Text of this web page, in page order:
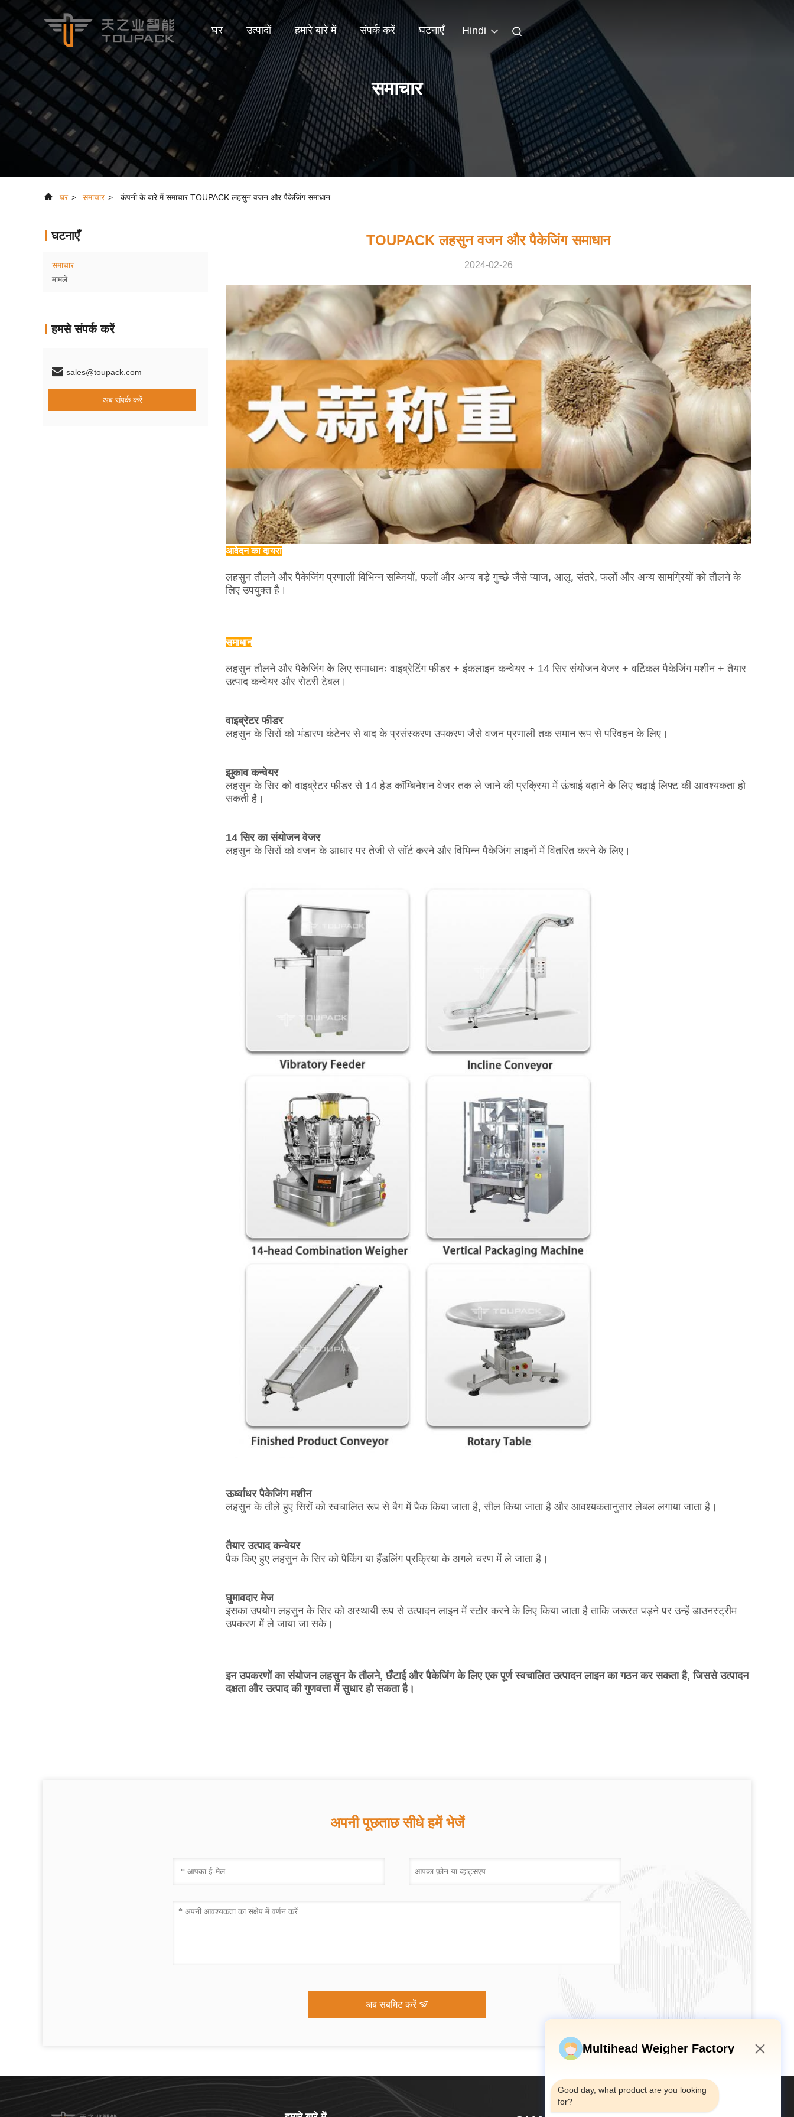
घर उत्पादों हमारे बारे में संपर्क करें घटनाएँ Hindi
समाचार
घर > समाचार > कंपनी के बारे में समाचार TOUPACK लहसुन वजन और पैकेजिंग समाधान
घटनाएँ
समाचार
मामले
हमसे संपर्क करें
sales@toupack.com
अब संपर्क करें
TOUPACK लहसुन वजन और पैकेजिंग समाधान
2024-02-26
आवेदन का दायरा
लहसुन तौलने और पैकेजिंग प्रणाली विभिन्न सब्जियों, फलों और अन्य बड़े गुच्छे जैसे प्याज, आलू, संतरे, फलों और अन्य सामग्रियों को तौलने के
लिए उपयुक्त है।
समाधान
लहसुन तौलने और पैकेजिंग के लिए समाधानः वाइब्रेटिंग फीडर + इंकलाइन कन्वेयर + 14 सिर संयोजन वेजर + वर्टिकल पैकेजिंग मशीन + तैयार
उत्पाद कन्वेयर और रोटरी टेबल।
वाइब्रेटर फीडर
लहसुन के सिरों को भंडारण कंटेनर से बाद के प्रसंस्करण उपकरण जैसे वजन प्रणाली तक समान रूप से परिवहन के लिए।
झुकाव कन्वेयर
लहसुन के सिर को वाइब्रेटर फीडर से 14 हेड कॉम्बिनेशन वेजर तक ले जाने की प्रक्रिया में ऊंचाई बढ़ाने के लिए चढ़ाई लिफ्ट की आवश्यकता हो
सकती है।
14 सिर का संयोजन वेजर
लहसुन के सिरों को वजन के आधार पर तेजी से सॉर्ट करने और विभिन्न पैकेजिंग लाइनों में वितरित करने के लिए।
ऊर्ध्वाधर पैकेजिंग मशीन
लहसुन के तौले हुए सिरों को स्वचालित रूप से बैग में पैक किया जाता है, सील किया जाता है और आवश्यकतानुसार लेबल लगाया जाता है।
तैयार उत्पाद कन्वेयर
पैक किए हुए लहसुन के सिर को पैकिंग या हैंडलिंग प्रक्रिया के अगले चरण में ले जाता है।
घुमावदार मेज
इसका उपयोग लहसुन के सिर को अस्थायी रूप से उत्पादन लाइन में स्टोर करने के लिए किया जाता है ताकि जरूरत पड़ने पर उन्हें डाउनस्ट्रीम
उपकरण में ले जाया जा सके।
इन उपकरणों का संयोजन लहसुन के तौलने, छँटाई और पैकेजिंग के लिए एक पूर्ण स्वचालित उत्पादन लाइन का गठन कर सकता है, जिससे उत्पादन
दक्षता और उत्पाद की गुणवत्ता में सुधार हो सकता है।
अपनी पूछताछ सीधे हमें भेजें
अब सबमिट करें
Multihead Weigher Factory
Good day, what product are you looking
for?